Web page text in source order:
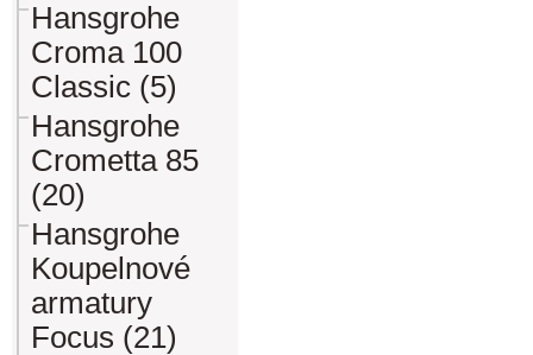
Hansgrohe
Croma 100
Classic (5)
Hansgrohe
Crometta 85
(20)
Hansgrohe
Koupelnové
armatury
Focus (21)